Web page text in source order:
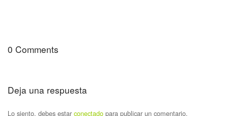
0 Comments
Deja una respuesta
Lo siento, debes estar conectado para publicar un comentario.